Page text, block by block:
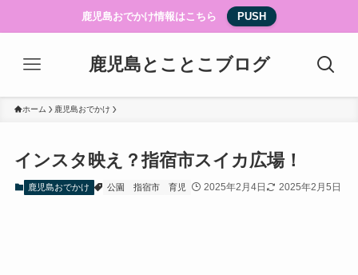
鹿児島おでかけ情報はこちら PUSH
鹿児島とことこブログ
ホーム 鹿児島おでかけ
インスタ映え？指宿市スイカ広場！
鹿児島おでかけ 公園 指宿市 育児 2025年2月4日 2025年2月5日